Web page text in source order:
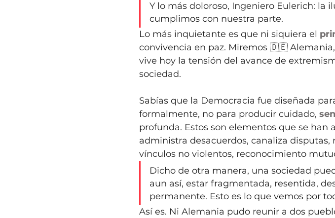
Y lo más doloroso, Ingeniero Eulerich: la
cumplimos con nuestra parte.
Lo más inquietante es que ni siquiera el
convivencia en paz. Miremos 🇩🇪
vive hoy la tensión del avance de
sociedad.
Sabías que la Democracia fue diseñada
formalmente, no para producir cuidado,
profunda. Estos son elementos que se han
administra desacuerdos, canaliza disputas,
vínculos no violentos, reconocimiento
Dicho de otra manera, una sociedad
aun así, estar fragmentada, resentida,
permanente. Esto es lo que vemos por
Así es. Ni Alemania pudo reunir a dos